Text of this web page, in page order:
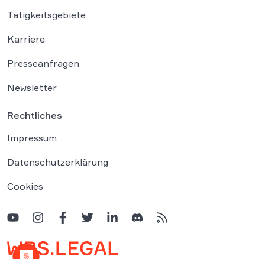
Tätigkeitsgebiete
Karriere
Presseanfragen
Newsletter
Rechtliches
Impressum
Datenschutzerklärung
Cookies